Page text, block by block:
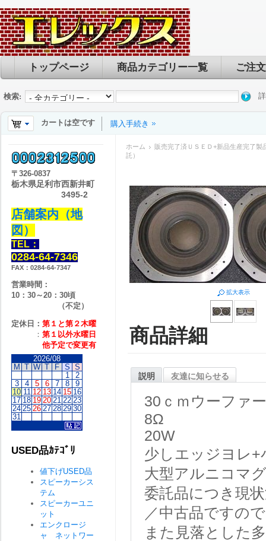
トップページ 商品カテゴリー一覧 ご注
検索:
カートは空です 購入手続き
ホーム
販売完了済ＵＳＥＤ+新品生産完了製
託）
拡大表示
商品詳細
説明 友達に知らせる
30ｃｍウーファー
8Ω
20W
少しエッジヨレ+
大型アルニコマ
委託品につき現
／中古品ですの
また見落とした
〒 326-0837
栃木県足利市西新井町
3495-2
店舗案内（地
図）
TEL：
0284-64-7346
FAX：0284-64-7347
営業時間：
10：30～20：30頃
（不定）
定休日： 第１と第２木曜
： 第１以外水曜日
他予定で変更有
2026/08
M T W T F S S
1
2
3
4 5 6 7 8
9
10 11 12 13 14 15 16
17 18 19 20 21 22 23
24 25 26 27 28 29 30
31
USED品ｶﾃｺﾞﾘ
値下げUSED品
スピーカーシス
テム
スピーカーユニ
ット
エンクロージ
ャ ネットワー